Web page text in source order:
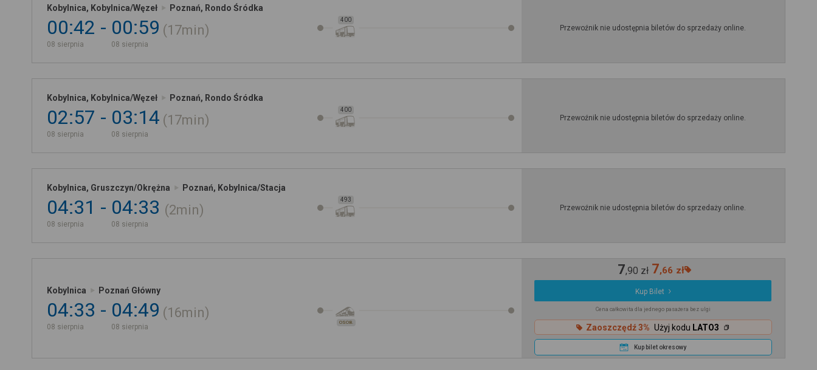
Kobylnica, Kobylnica/Węzeł Poznań, Rondo Śródka
00:42
08 sierpnia
00:59
08 sierpnia
17min
400
Przewoźnik nie udostępnia biletów do sprzedaży online.
Kobylnica, Kobylnica/Węzeł Poznań, Rondo Śródka
02:57
08 sierpnia
03:14
08 sierpnia
17min
400
Przewoźnik nie udostępnia biletów do sprzedaży online.
Kobylnica, Gruszczyn/Okrężna Poznań, Kobylnica/Stacja
04:31
08 sierpnia
04:33
08 sierpnia
2min
493
Przewoźnik nie udostępnia biletów do sprzedaży online.
Kobylnica Poznań Główny
04:33
08 sierpnia
04:49
08 sierpnia
16min
OSOB.
7,90 zł 7,66 zł
Kup Bilet
Cena całkowita dla jednego pasażera bez ulgi
Zaoszczędź 3% Użyj kodu LATO3
Kup bilet okresowy